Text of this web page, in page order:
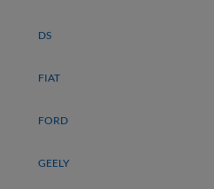
DS
FIAT
FORD
GEELY